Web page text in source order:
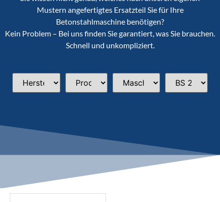
Mustern angefertigtes Ersatzteil Sie für Ihre
Betonstahlmaschine benötigen?
Kein Problem – Bei uns finden Sie garantiert, was Sie brauchen.
Schnell und unkompliziert.